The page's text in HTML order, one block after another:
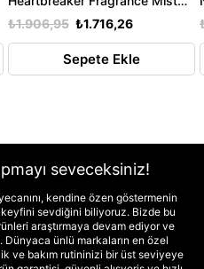
250ML
₺1.716,26
₺1.906,95
Sepete Ekle
seveceksiniz!
kendine özen göstermenin
sevdiğini biliyoruz. Bizde bu
araştırmaya devam ediyor ve
ünlü markaların en özel
ve bakım rutininizi bir üst seviyeye